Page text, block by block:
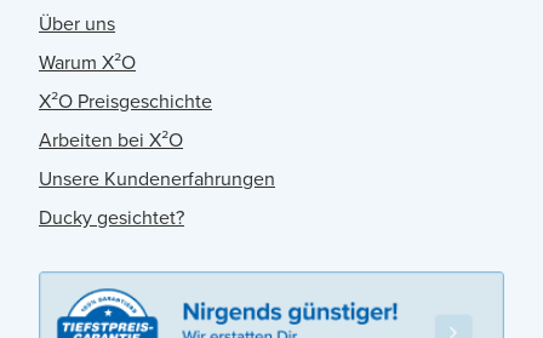
Über uns
Warum X²O
X²O Preisgeschichte
Arbeiten bei X²O
Unsere Kundenerfahrungen
Ducky gesichtet?